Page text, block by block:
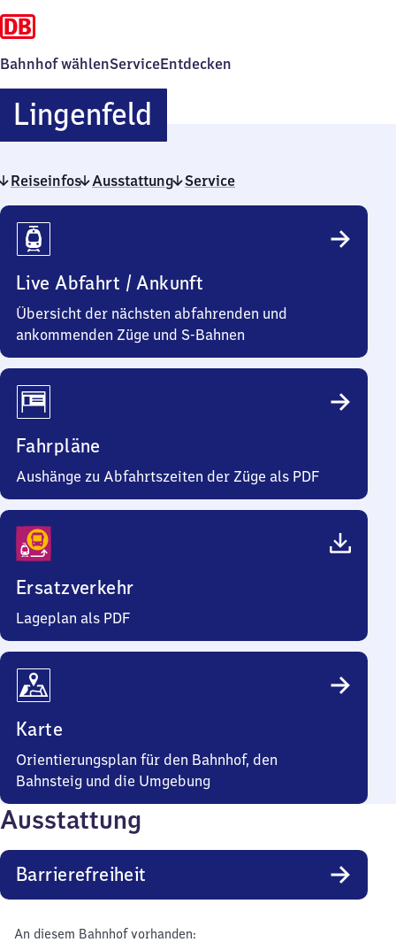
Bahnhof wählenServiceEntdecken
Lingenfeld
Reiseinfos Ausstattung Service
Reiseinfos
Live Abfahrt / Ankunft
Übersicht der nächsten abfahrenden und
ankommenden Züge und S-Bahnen
Fahrpläne
Aushänge zu Abfahrtszeiten der Züge als PDF
Ersatzverkehr
Lageplan als PDF
Karte
Orientierungsplan für den Bahnhof, den
Bahnsteig und die Umgebung
Ausstattung
Barrierefreiheit
An diesem Bahnhof vorhanden: